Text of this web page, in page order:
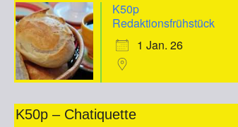
K50p
Redaktionsfrühstück
1 Jan. 26
K50p – Chatiquette